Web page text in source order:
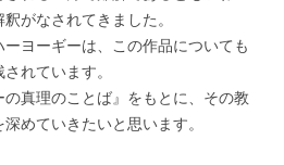
がなされてきました。
ヨーギーは、この作品についても
れています。
真理のことば』をもとに、その教
めていきたいと思います。